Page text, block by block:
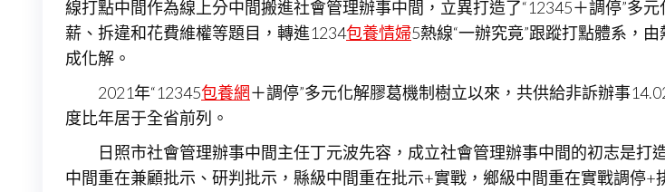
線打點中間作為線上分中間搬進社會管理辦事中間，立異打造了“12345＋調停”多
薪、拆違和花費維權等題目，轉進1234包養情婦5熱線“一辦究竟”跟蹤打點體系，
成化解。
2021年“12345包養網＋調停”多元化解膠葛機制樹立以來，共供給非訴辦事
度比年居于全省前列。
日照市社會管理辦事中間主任丁元波先容，成立社會管理辦事中間的初志是打
中間重在兼顧批示、研判批示，縣級中間重在批示+實戰，鄉級中間重在實戰調停